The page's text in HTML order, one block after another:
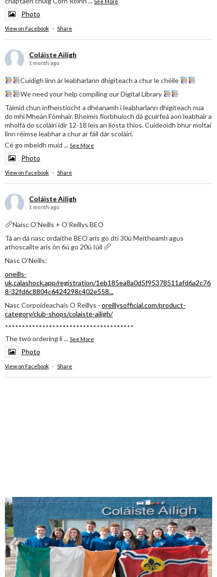
Photo
View on Facebook · Share
Coláiste Ailigh
1 month ago
Cuidigh linn ár leabharlann dhigiteach a chur le chéile
We need your help compiling our Digital Library
Táimid chun infheistíocht a dhéanamh i leabharlann dhigiteach nua
do mhí Mheán Fómhair. Bheimis fíorbhuíoch dá gcuirfeá aon leabhair a
mholfá do scoláirí idir 12-18 leis an liosta thíos. Cuideoidh bhur moltaí
linn réimse leabhar a chur ar fáil dár scoláirí.
Cé go mbeidh muid ... See More
Photo
View on Facebook · Share
Coláiste Ailigh
1 month ago
Naisc O’Neills + O’Reillys BEO
Tá an dá nasc ordaithe BEO arís go dtí 30ú Meitheamh agus
athoscailte arís ón 6ú go 20ú Iúil
Nasc O'Neills:
oneills-
uk.calashock.app/registration/1eb185ea8a0d5f95378511afd6a2c76
8-32fd6c8804c6424298c402e558...
Nasc Corpoideachais O Reillys - oreillysofficial.com/product-
category/club-shops/colaiste-ailigh/
**************************************
The two ordering li... See More
Photo
View on Facebook · Share